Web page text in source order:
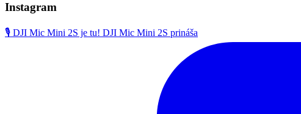
Instagram
🎙️ DJI Mic Mini 2S je tu! DJI Mic Mini 2S prináša